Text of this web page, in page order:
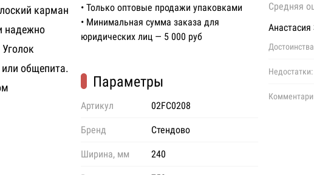
карман
надежно
общепита.
• Только оптовые продажи упаковками
• Минимальная сумма заказа для
юридических лиц — 5 000 руб
Параметры
Артикул 02FC0208
Бренд Стендово
Ширина, мм 240
Средняя
Анастасия
Недостатки: